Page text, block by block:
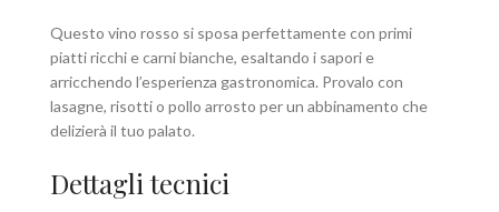
Questo vino rosso si sposa perfettamente con primi
piatti ricchi e carni bianche, esaltando i sapori e
arricchendo l’esperienza gastronomica. Provalo con
lasagne, risotti o pollo arrosto per un abbinamento che
delizierà il tuo palato.
Dettagli tecnici